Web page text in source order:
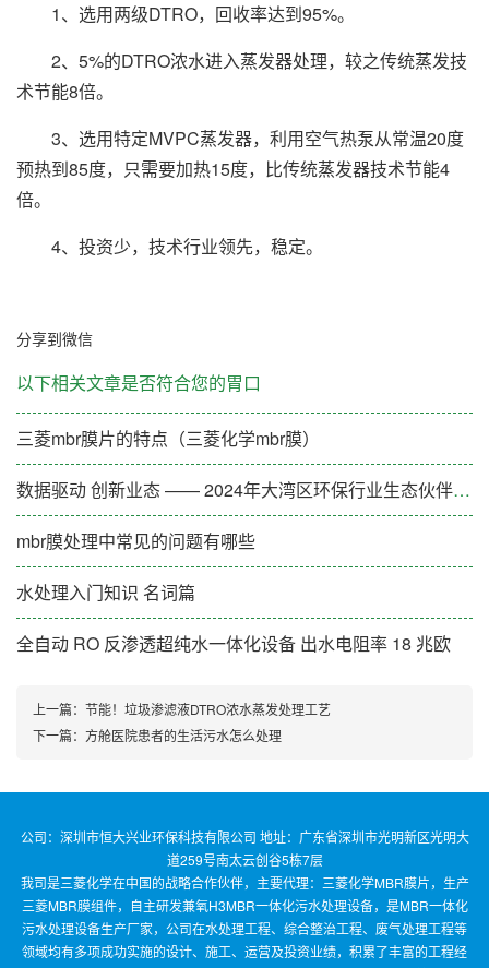
1、选用两级DTRO，回收率达到95%。
2、5%的DTRO浓水进入蒸发器处理，较之传统蒸发技
术节能8倍。
3、选用特定MVPC蒸发器，利用空气热泵从常温20度
预热到85度，只需要加热15度，比传统蒸发器技术节能4
倍。
4、投资少，技术行业领先，稳定。
分享到微信
以下相关文章是否符合您的胃口
三菱mbr膜片的特点（三菱化学mbr膜）
数据驱动 创新业态 —— 2024年大湾区环保行业生态伙伴大会（第一期）成功举办
mbr膜处理中常见的问题有哪些
水处理入门知识 名词篇
全自动 RO 反渗透超纯水一体化设备 出水电阻率 18 兆欧
上一篇： 节能！垃圾渗滤液DTRO浓水蒸发处理工艺
下一篇： 方舱医院患者的生活污水怎么处理
公司：深圳市恒大兴业环保科技有限公司 地址：广东省深圳市光明新区光明大
道259号南太云创谷5栋7层
我司是三菱化学在中国的战略合作伙伴，主要代理：三菱化学MBR膜片，生产
三菱MBR膜组件，自主研发兼氧H3MBR一体化污水处理设备，是MBR一体化
污水处理设备生产厂家，公司在水处理工程、综合整治工程、废气处理工程等
领域均有多项成功实施的设计、施工、运营及投资业绩，积累了丰富的工程经